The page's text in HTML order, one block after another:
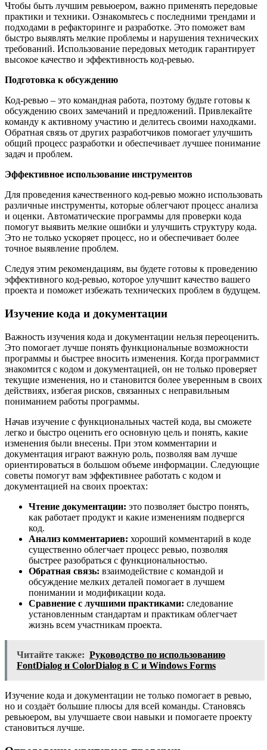
Чтобы быть лучшим ревьюером, важно применять передовые
практики и техники. Ознакомьтесь с последними трендами и
подходами в рефакторинге и разработке. Это поможет вам
быстро выявлять мелкие проблемы и нарушения технических
требований. Использование передовых методик гарантирует
высокое качество и эффективность код-ревью.
Подготовка к обсуждению
Код-ревью – это командная работа, поэтому будьте готовы к
обсуждению своих замечаний и предложений. Привлекайте
команду к активному участию и делитесь своими находками.
Обратная связь от других разработчиков помогает улучшить
общий процесс разработки и обеспечивает лучшее понимание
задач и проблем.
Эффективное использование инструментов
Для проведения качественного код-ревью можно использовать
различные инструменты, которые облегчают процесс анализа
и оценки. Автоматические программы для проверки кода
помогут выявить мелкие ошибки и улучшить структуру кода.
Это не только ускоряет процесс, но и обеспечивает более
точное выявление проблем.
Следуя этим рекомендациям, вы будете готовы к проведению
эффективного код-ревью, которое улучшит качество вашего
проекта и поможет избежать технических проблем в будущем.
Изучение кода и документации
Важность изучения кода и документации нельзя переоценить.
Это помогает лучше понять функциональные возможности
программы и быстрее вносить изменения. Когда программист
знакомится с кодом и документацией, он не только проверяет
текущие изменения, но и становится более уверенным в своих
действиях, избегая рисков, связанных с неправильным
пониманием работы программы.
Начав изучение с функциональных частей кода, вы сможете
легко и быстро оценить его основную цель и понять, какие
изменения были внесены. При этом комментарии и
документация играют важную роль, позволяя вам лучше
ориентироваться в большом объеме информации. Следующие
советы помогут вам эффективнее работать с кодом и
документацией на своих проектах:
Чтение документации: это позволяет быстро понять,
как работает продукт и какие изменениям подвергся
код.
Анализ комментариев: хороший комментарий в коде
существенно облегчает процесс ревью, позволяя
быстрее разобраться с функциональностью.
Обратная связь: взаимодействие с командой и
обсуждение мелких деталей помогает в лучшем
понимании и модификации кода.
Сравнение с лучшими практиками: следование
установленным стандартам и практикам облегчает
жизнь всем участникам проекта.
Читайте также: Руководство по использованию
FontDialog и ColorDialog в C и Windows Forms
Изучение кода и документации не только помогает в ревью,
но и создаёт большие плюсы для всей команды. Становясь
ревьюером, вы улучшаете свои навыки и помогаете проекту
становиться лучше.